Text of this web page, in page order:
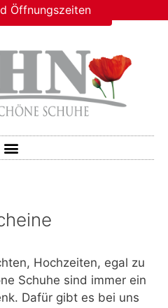
Öffnungszeiten
Hochzeiten, egal zu
Schuhe sind immer ein
Dafür gibt es bei uns